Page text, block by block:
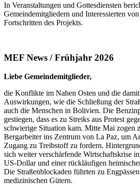
In Veranstaltungen und Gottesdiensten
Gemeindemitgliedern und Interessierten
Fortschritten des Projekts.
MEF News / Frühjahr 2026
Liebe Gemeindemitglieder,
die Konflikte im Nahen Osten und die
Auswirkungen, wie die Schließung der
auch die Menschen in Bolivien. Die
gestiegen, dass es zu Streiks aus Protest
schwierige Situation kam. Mitte Mai zogen
Bergarbeiter ins Zentrum von La Paz, um
Zugang zu Treibstoff zu fordern.
sich weiter verschärfende Wirtschaftskrise
US-Dollar und einer rückläufigen
Die Straßenblockaden führten zu
medizinischen Gütern.